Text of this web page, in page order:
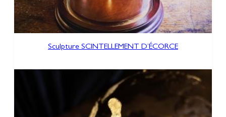
Sculpture SCINTELLEMENT D’ÉCORCE